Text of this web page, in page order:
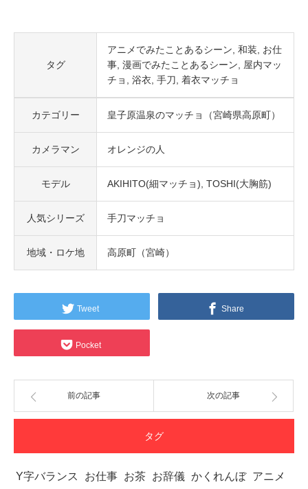
タグ
アニメでみたことあるシーン 和装
お仕
事 漫画でみたことあるシーン
屋内マッ
チョ
浴衣 手刀 着衣マッチョ
カテゴリー 皇子原温泉のマッチョ（宮崎県高原町）
カメラマン オレンジの人
モデル AKIHITO(細マッチョ) TOSHI(大胸筋)
人気シリーズ 手刀マッチョ
地域・ロケ地 高原町（宮崎）
Tweet Share
Pocket
前の記事 次の記事
タグ
Y字バランス お仕事 お茶 お辞儀 かくれんぼ アニメ